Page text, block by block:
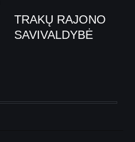
TRAKŲ RAJONO
SAVIVALDYBĖ